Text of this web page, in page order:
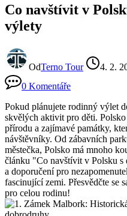
Co navštívit v
výlety
OdTerno Tour
4. 2.
0 Komentáře
Pokud plánujete rodinný výlet
skvělých aktivit pro děti.
přírodu a zajímavé památky,
návštěvníky. Od zábavních
městečka, Polsko má mnoho
článku "Co navštívit v Polsku
a doporučení pro
fascinující zemi. Přesvědčte se
pro celou rodinu!